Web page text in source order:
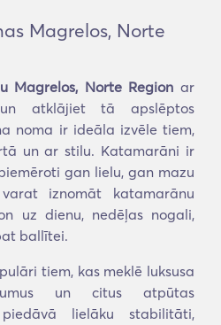
Magrelos, Norte
Magrelos, Norte Region ar
atklājiet tā apslēptos
noma ir ideāla izvēle tiem,
un ar stilu. Katamarāni ir
gan lielu, gan mazu
iznomāt katamarānu
uz dienu, nedēļas nogali,
ballītei.
tiem, kas meklē luksusa
un citus atpūtas
lielāku stabilitāti,